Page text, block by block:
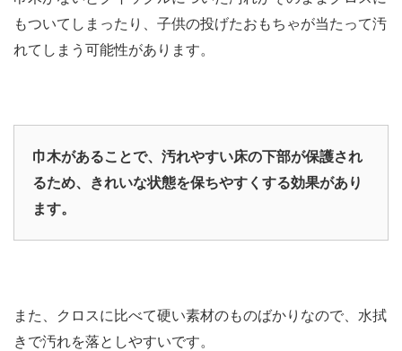
もついてしまったり、子供の投げたおもちゃが当たって汚
れてしまう可能性があります。
巾木があることで、汚れやすい床の下部が保護され
るため、きれいな状態を保ちやすくする効果があり
ます。
また、クロスに比べて硬い素材のものばかりなので、水拭
きで汚れを落としやすいです。